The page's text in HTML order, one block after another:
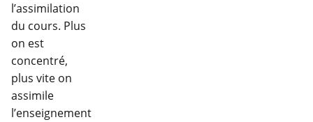
l’assimilation
du cours. Plus
on est
concentré,
plus vite on
assimile
l’enseignement